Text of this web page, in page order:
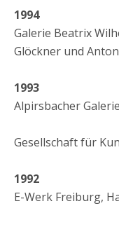
1994
Galerie Beatrix
Glöckner und
1993
Alpirsbacher
Gesellschaft für
1992
E-Werk Freiburg,